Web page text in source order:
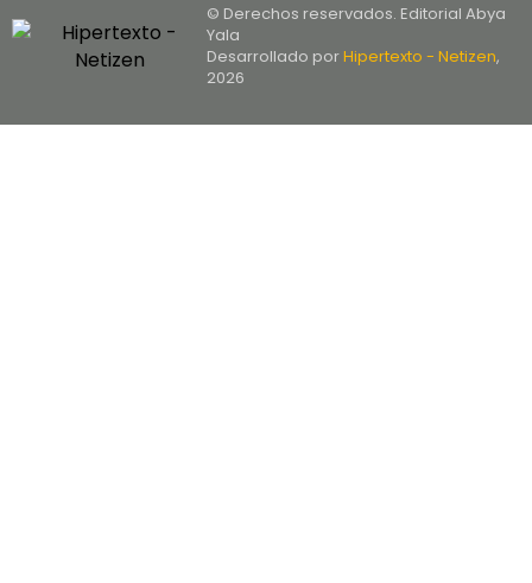
© Derechos reservados. Editorial Abya
Yala
Desarrollado porHipertexto - Netizen,
2026